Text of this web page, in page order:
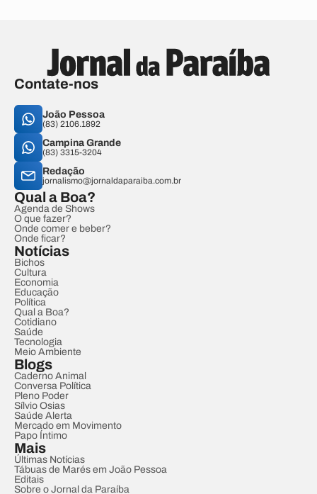
Contate-nos
João Pessoa
(83) 2106.1892
Campina Grande
(83) 3315-3204
Redação
jornalismo@jornaldaparaiba.com.br
Qual a Boa?
Agenda de Shows
O que fazer?
Onde comer e beber?
Onde ficar?
Notícias
Bichos
Cultura
Economia
Educação
Política
Qual a Boa?
Cotidiano
Saúde
Tecnologia
Meio Ambiente
Blogs
Caderno Animal
Conversa Política
Pleno Poder
Sílvio Osias
Saúde Alerta
Mercado em Movimento
Papo Íntimo
Mais
Últimas Notícias
Tábuas de Marés em João Pessoa
Editais
Sobre o Jornal da Paraíba